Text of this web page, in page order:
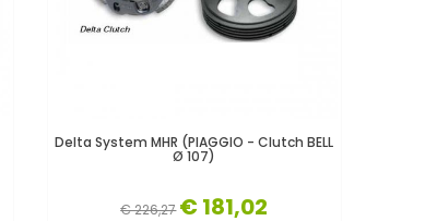
Delta System MHR (PIAGGIO - Clutch BELL
Ø 107)
€ 226,27 € 181,02